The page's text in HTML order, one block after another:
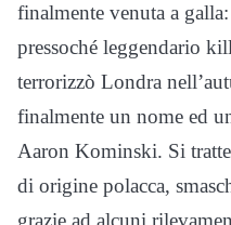
finalmente venuta a
pressoché leggendario
terrorizzò Londra
finalmente un nome ed
Aaron Kominski. Si
di origine polacca,
grazie ad alcuni